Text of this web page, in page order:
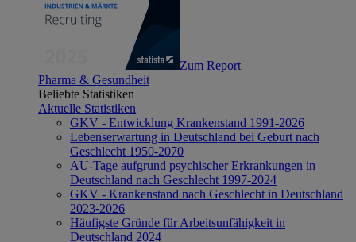
Zum Report
Pharma & Gesundheit
Beliebte Statistiken
Aktuelle Statistiken
GKV - Entwicklung Krankenstand 1991-2026
Lebenserwartung in Deutschland bei Geburt nach
Geschlecht 1950-2070
AU-Tage aufgrund psychischer Erkrankungen in
Deutschland nach Geschlecht 1997-2024
GKV - Krankenstand nach Geschlecht in Deutschland
2023-2026
Häufigste Gründe für Arbeitsunfähigkeit in
Deutschland 2024